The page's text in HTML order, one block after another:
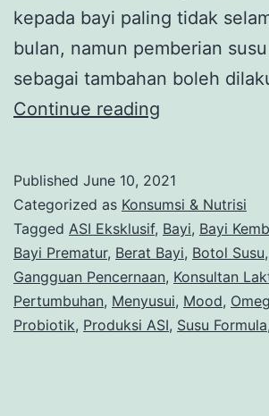
kepada bayi paling tidak
bulan, namun pemberian
sebagai tambahan boleh
Continue reading
pada
Bayi
ASI
Published June 10, 2021
Categorized as Konsumsi & Nutrisi
Tagged ASI Eksklusif, Bayi, Bayi
Bayi Prematur, Berat Bayi, Botol Susu,
Gangguan Pencernaan, Konsultan
Pertumbuhan, Menyusui, Mood,
Probiotik, Produksi ASI, Susu Formula,